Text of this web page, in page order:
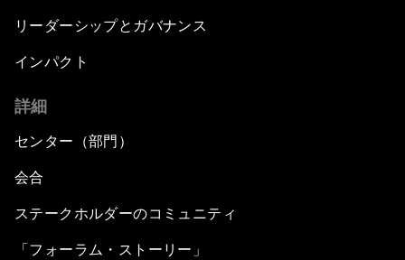
リーダーシップとガバナンス
インパクト
詳細
センター（部門）
会合
ステークホルダーのコミュニティ
「フォーラム・ストーリー」